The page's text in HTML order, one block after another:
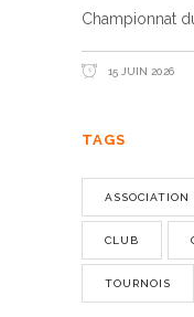
Championnat
15 JUIN 2026
TAGS
ASSOCIATION
CLUB
TOURNOIS